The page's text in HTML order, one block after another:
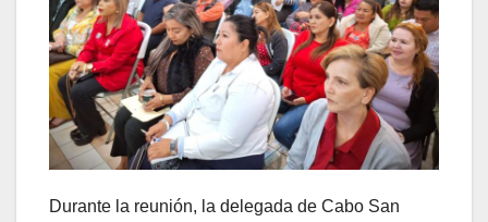
Durante la reunión, la delegada de Cabo San